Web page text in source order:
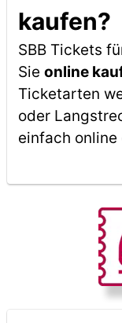
kaufen?
SBB Tickets
Sie online
Ticketarten
oder
einfach